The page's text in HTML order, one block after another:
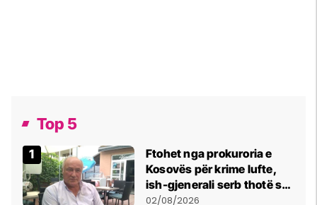
Top 5
Ftohet nga prokuroria e
Kosovës për krime lufte,
ish-gjenerali serb thotë se
dikush e tradhtoi në
02/08/2026